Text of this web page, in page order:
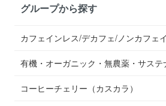
グループから探す
カフェインレス/デカフェ/ノンカフェ
有機・オーガニック・無農薬・サステ
コーヒーチェリー（カスカラ）